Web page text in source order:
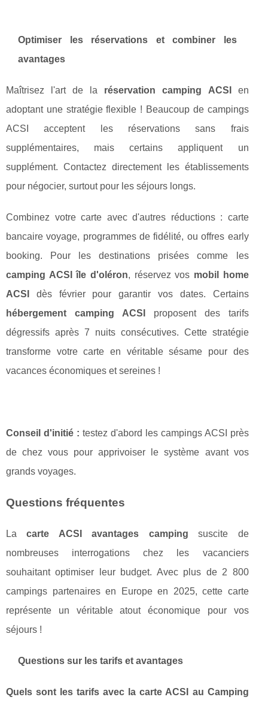
Optimiser les réservations et combiner les
avantages
Maîtrisez l'art de la réservation camping ACSI
en
adoptant une stratégie flexible ! Beaucoup de campings
ACSI acceptent les réservations sans frais
supplémentaires, mais certains appliquent un
supplément. Contactez directement les établissements
pour négocier, surtout pour les séjours longs.
Combinez votre carte avec d'autres réductions : carte
bancaire voyage, programmes de fidélité, ou offres early
booking. Pour les destinations prisées comme les
camping ACSI île d'oléron, réservez vos mobil home
ACSI
dès février pour garantir vos dates. Certains
hébergement camping ACSI
proposent des tarifs
dégressifs après 7 nuits consécutives. Cette stratégie
transforme votre carte en véritable sésame pour des
vacances économiques et sereines !
Conseil d'initié : testez d'abord les campings ACSI près
de chez vous pour apprivoiser le système avant vos
grands voyages.
Questions fréquentes
Lacarte ACSI avantages camping suscite de
nombreuses interrogations chez les vacanciers
souhaitant optimiser leur budget. Avec plus de 2 800
campings partenaires en Europe en 2025, cette carte
représente un véritable atout économique pour vos
séjours !
Questions sur les tarifs et avantages
Quels sont les tarifs avec la carte ACSI au Camping